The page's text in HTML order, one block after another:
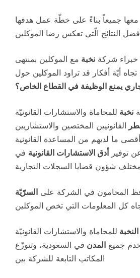
معها جميعاً بناءً على خطّة عمل هدفها
النتائج الّتي تعكس رضا الموكلين
شركة نخبة مع الموكلين بمنتهى
أيّة أفكار قد تراود الموكلين حول
يمنع الوظيفة في القطاع الخاص؟
نخبة للمحاماة والاستشارات القانونيّة
القانونيين المختصين والاستشاريين
ما لديهم من المساعدة القانونية
عن توفيرأدق الاستشارات القانونية في
شؤون قضايا السجلات التجارية
المحامون في الشركة على السرّيّة
النخبة للمحاماة والاستشارات القانونيّة
جميع المدن في السعودية، وتتوزّع
المكاتب التابعة للشركة بين